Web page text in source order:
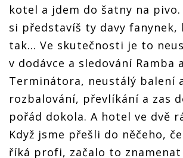
kotel a jdem do šatny na pivo.
si představíš ty davy fanynek,
tak... Ve skutečnosti je to
v dodávce a sledování Ramba a
Terminátora, neustálý balení
rozbalování, převlíkání a zas
pořád dokola. A hotel ve dvě
Když jsme přešli do něčeho,
říká profi, začalo to